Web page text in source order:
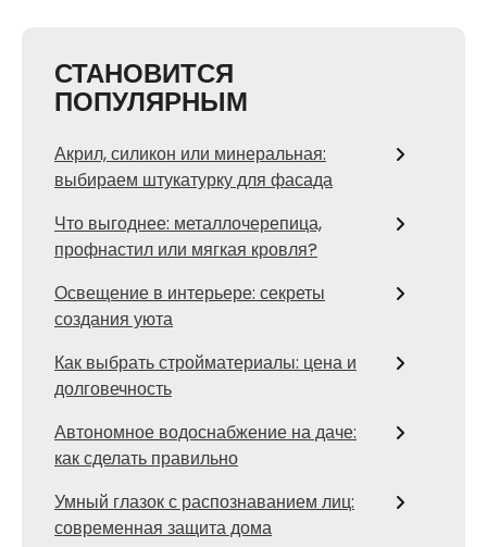
СТАНОВИТСЯ
ПОПУЛЯРНЫМ
Акрил, силикон или минеральная:
выбираем штукатурку для фасада
Что выгоднее: металлочерепица,
профнастил или мягкая кровля?
Освещение в интерьере: секреты
создания уюта
Как выбрать стройматериалы: цена и
долговечность
Автономное водоснабжение на даче:
как сделать правильно
Умный глазок с распознаванием лиц:
современная защита дома